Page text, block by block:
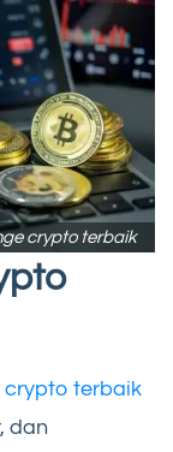
crypto terbaik
crypto terbaik
dan